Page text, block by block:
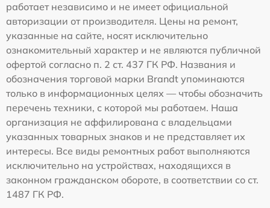
работает независимо и не имеет официальной
авторизации от производителя. Цены на ремонт,
указанные на сайте, носят исключительно
ознакомительный характер и не являются публичной
офертой согласно п. 2 ст. 437 ГК РФ. Названия и
обозначения торговой марки Brandt упоминаются
только в информационных целях — чтобы обозначить
перечень техники, с которой мы работаем. Наша
организация не аффилирована с владельцами
указанных товарных знаков и не представляет их
интересы. Все виды ремонтных работ выполняются
исключительно на устройствах, находящихся в
законном гражданском обороте, в соответствии со ст.
1487 ГК РФ.